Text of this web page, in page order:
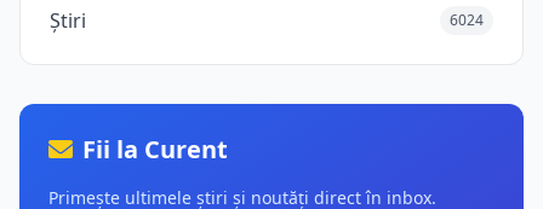
Știri 6024
Fii la Curent
Primește ultimele știri și noutăți direct în inbox.